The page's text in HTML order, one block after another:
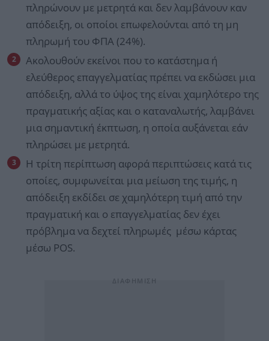
πληρώνουν με μετρητά και δεν λαμβάνουν καν
απόδειξη, οι οποίοι επωφελούνται από τη μη
πληρωμή του ΦΠΑ (24%).
Ακολουθούν εκείνοι που το κατάστημα ή
ελεύθερος επαγγελματίας πρέπει να εκδώσει μια
απόδειξη, αλλά το ύψος της είναι χαμηλότερο της
πραγματικής αξίας και ο καταναλωτής, λαμβάνει
μια σημαντική έκπτωση, η οποία αυξάνεται εάν
πληρώσει με μετρητά.
Η τρίτη περίπτωση αφορά περιπτώσεις κατά τις
οποίες, συμφωνείται μια μείωση της τιμής, η
απόδειξη εκδίδει σε χαμηλότερη τιμή από την
πραγματική και ο επαγγελματίας δεν έχει
πρόβλημα να δεχτεί πληρωμές μέσω κάρτας
μέσω POS.